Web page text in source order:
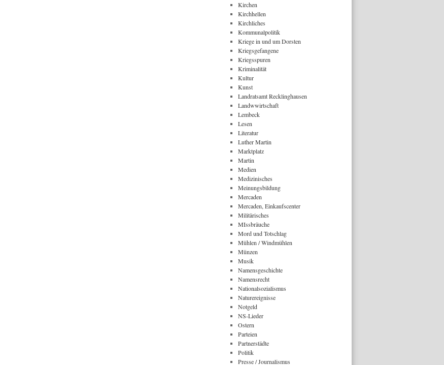
Kirchen
Kirchhellen
Kirchliches
Kommunalpolitik
Kriege in und um Dorsten
Kriegsgefangene
Kriegsspuren
Kriminalität
Kultur
Kunst
Landratsamt Recklinghausen
Landwwirtschaft
Lembeck
Lesen
Literatur
Luther Martin
Marktplatz
Martin
Medien
Medizinisches
Meinungsbildung
Mercaden
Mercaden, Einkaufscenter
Militärisches
MIssbräuche
Mord und Totschlag
Mühlen / Windmühlen
Münzen
Musik
Namensgeschichte
Namensrecht
Nationalsozialismus
Naturereignisse
Notgeld
NS-Lieder
Ostern
Parteien
Partnerstädte
Politik
Presse / Journalismus